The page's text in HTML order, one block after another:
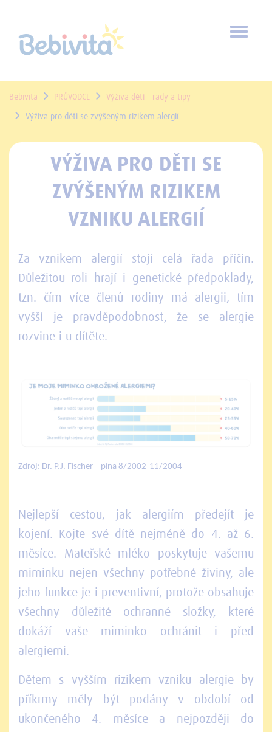
Toggle
Bebivita PRŮVODCE Výživa dětí - rady a tipy
Výživa pro děti se zvýšeným rizikem alergií
VÝŽIVA PRO DĚTI SE
ZVÝŠENÝM RIZIKEM
VZNIKU ALERGIÍ
Za vznikem alergií stojí celá řada příčin.
Důležitou roli hrají i genetické předpoklady,
tzn. čím více členů rodiny má alergii, tím
vyšší je pravděpodobnost, že se alergie
rozvine i u dítěte.
Zdroj: Dr. P.J. Fischer – pina 8/2002-11/2004
Nejlepší cestou, jak alergiím předejít je
kojení. Kojte své dítě nejméně do 4. až 6.
měsíce. Mateřské mléko poskytuje vašemu
miminku nejen všechny potřebné živiny, ale
jeho funkce je i preventivní, protože obsahuje
všechny důležité ochranné složky, které
dokáží vaše miminko ochránit i před
alergiemi.
Dětem s vyšším rizikem vzniku alergie by
příkrmy měly být podány v období od
ukončeného 4. měsíce a nejpozději do